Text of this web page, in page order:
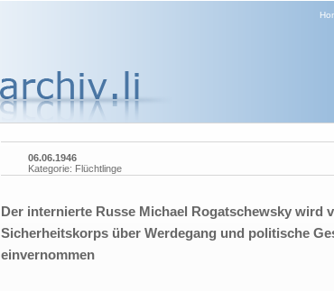
06.06.1946
Kategorie: Flüchtlinge
Der internierte Russe Michael Rogatschewsky wird
Sicherheitskorps über Werdegang und politische
einvernommen